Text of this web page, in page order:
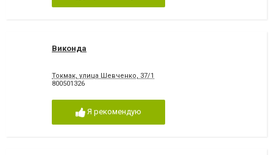
Виконда
Токмак, улица Шевченко, 37/1
800501326
Я рекомендую